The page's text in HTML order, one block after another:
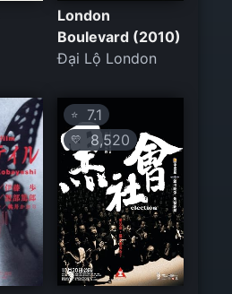
London
Boulevard (2010)
Đại Lộ London
⭐ 7.1
💛 8,520